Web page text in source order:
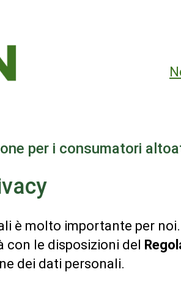
per i consumatori
è molto importante per
le disposizioni del
dei dati personali.